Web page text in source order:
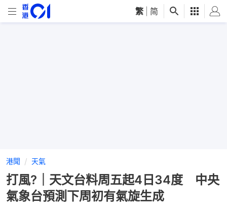
繁 简
港聞 天氣
打風?｜天文台料周五起4日34度 中央
氣象台預測下周初有氣旋生成